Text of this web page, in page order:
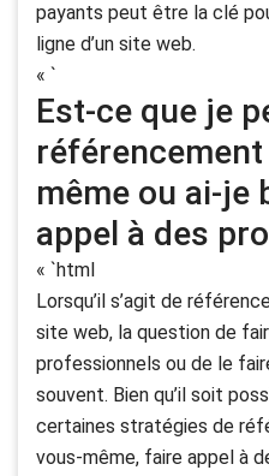
payants peut être la clé
ligne d’un site web.
« `
Est-ce que je
même ou ai-je
appel à des
« `html
Lorsqu’il s’agit de
site web, la question de
professionnels ou de le
souvent. Bien qu’il soit
certaines stratégies de
vous-même, faire appel à